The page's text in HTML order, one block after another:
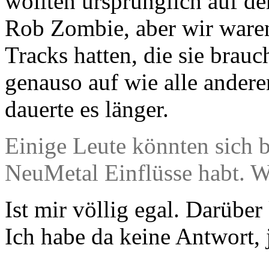
Rob Zombie, aber wir
Tracks hatten, die sie
genauso auf wie alle
dauerte es länger.
Einige Leute könnten sich
NeuMetal Einflüsse habt.
Ist mir völlig egal.
Ich habe da keine